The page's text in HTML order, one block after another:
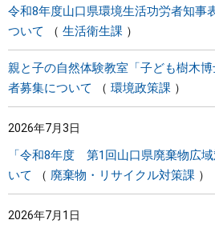
令和8年度山口県環境生活功労者知事
ついて
生活衛生課
親と子の自然体験教室「子ども樹木
者募集について
環境政策課
2026年7月3日
「令和8年度 第1回山口県廃棄物広
いて
廃棄物・リサイクル対策課
2026年7月1日